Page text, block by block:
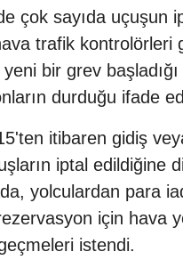
çok sayıda uçuşun
trafik kontrolörleri
yeni bir grev
durduğu ifade
itibaren gidiş
iptal edildiğine
yolculardan para
için hava
istendi.